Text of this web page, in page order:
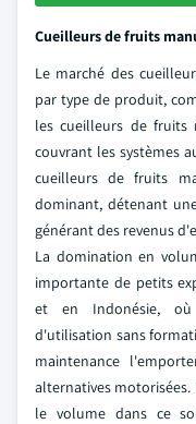
Cueilleurs de fruits
Le marché des
par type de produit,
les cueilleurs de fruits
couvrant les systèmes
cueilleurs de fruits
dominant, détenant
générant des revenus
La domination en
importante de petits
et en Indonésie, où
d'utilisation sans
maintenance
alternatives
le volume dans ce